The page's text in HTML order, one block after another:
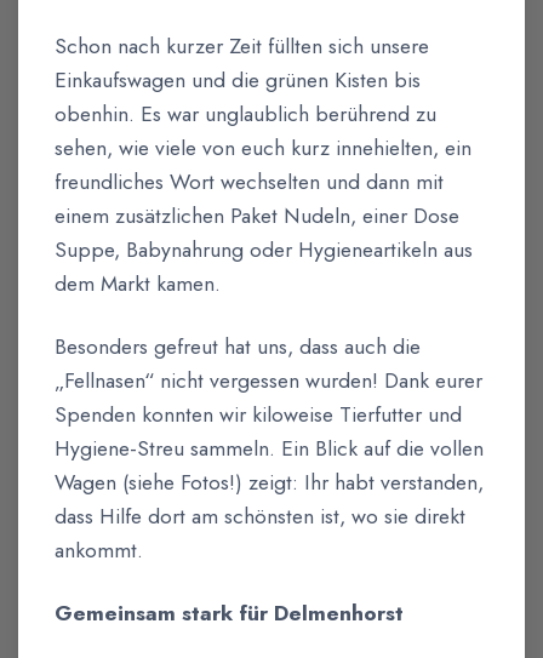
Schon nach kurzer Zeit füllten sich unsere
Einkaufswagen und die grünen Kisten bis
obenhin. Es war unglaublich berührend zu
sehen, wie viele von euch kurz innehielten, ein
freundliches Wort wechselten und dann mit
einem zusätzlichen Paket Nudeln, einer Dose
Suppe, Babynahrung oder Hygieneartikeln aus
dem Markt kamen.
Besonders gefreut hat uns, dass auch die
„Fellnasen“ nicht vergessen wurden! Dank eurer
Spenden konnten wir kiloweise Tierfutter und
Hygiene-Streu sammeln. Ein Blick auf die vollen
Wagen (siehe Fotos!) zeigt: Ihr habt verstanden,
dass Hilfe dort am schönsten ist, wo sie direkt
ankommt.
Gemeinsam stark für Delmenhorst